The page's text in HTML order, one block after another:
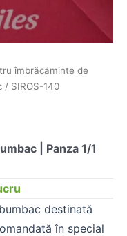
îmbrăcăminte de
/ SIROS-140
| Panza 1/1
destinată
în special